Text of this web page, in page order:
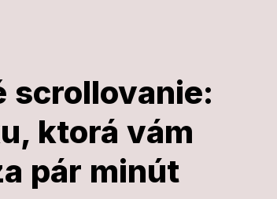
scrollovanie:
ktorá vám
pár minút